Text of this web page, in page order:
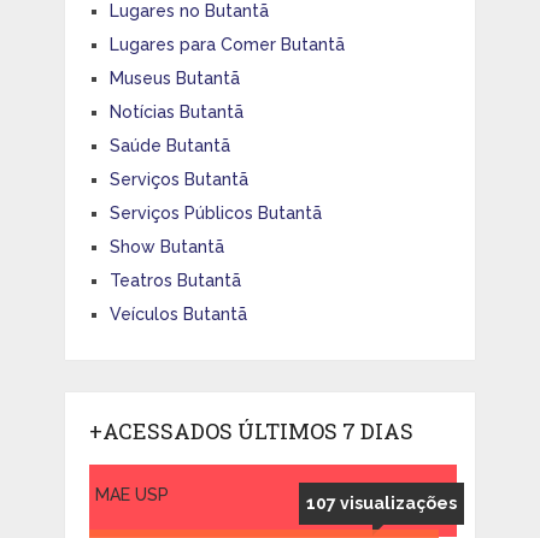
Lugares no Butantã
Lugares para Comer Butantã
Museus Butantã
Notícias Butantã
Saúde Butantã
Serviços Butantã
Serviços Públicos Butantã
Show Butantã
Teatros Butantã
Veículos Butantã
+ACESSADOS ÚLTIMOS 7 DIAS
107 visualizações
MAE USP